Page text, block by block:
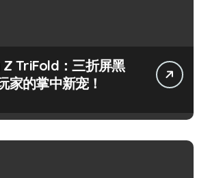
TriFold：三折屏黑
家的掌中新宠！